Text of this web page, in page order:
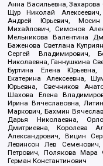
Анна Васильевна, Захарова
Щур Николай
Андрей Юрьевич, Мосин
Михайлович, Симонов
Мельникова Валентина
Баженова Светлана
Сергей Владимирович,
Николаевна, Ганнушкина
Буртина Елена
Екатерина Алексеевна,
Юрьевна, Свечников
Шахова Елена
Ирина Вячеславовна,
Маркович, Бахмин
Дарья Николаевна,
Дмитриевна, Королева
Александрович, Вицин
Левинсон Лев
Петрович, Полякова Мара
Герман Константинович